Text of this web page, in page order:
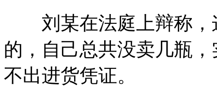
刘某在法庭上辩称，
的，自己总共没卖几瓶
不出进货凭证。